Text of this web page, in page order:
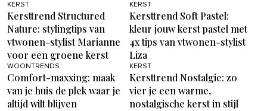
KERST
Kersttrend Structured
Nature: stylingtips van
vtwonen-stylist Marianne
voor een groene kerst
KERST
Kersttrend Soft Pastel:
kleur jouw kerst pastel met
4x tips van vtwonen-stylist
Liza
WOONTRENDS
Comfort-maxxing: maak
van je huis de plek waar je
altijd wilt blijven
KERST
Kersttrend Nostalgie: zo
vier je een warme,
nostalgische kerst in stijl